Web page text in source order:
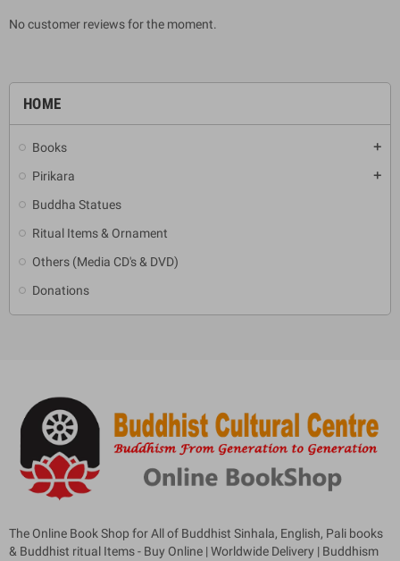
HOME
Books add
Pirikara add
Buddha Statues
Ritual Items & Ornament
Others (Media CD's & DVD)
Donations
No customer reviews for the moment.
The Online Book Shop for All of Buddhist Sinhala, English, Pali books
& Buddhist ritual Items - Buy Online | Worldwide Delivery | Buddhism